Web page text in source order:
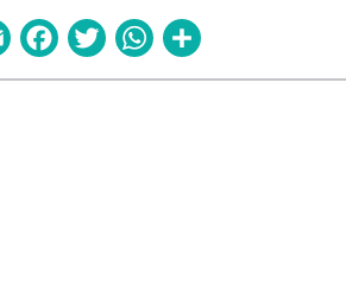
EmailFacebook
TwitterWhatsApp